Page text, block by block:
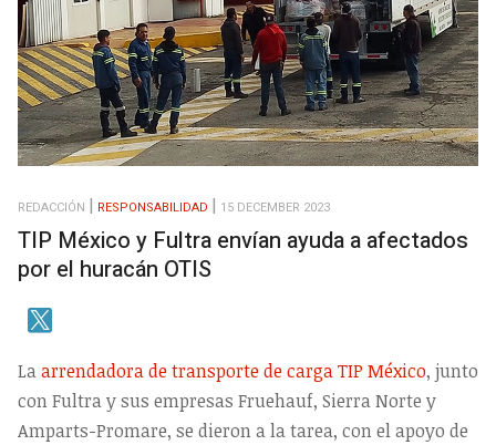
REDACCIÓN RESPONSABILIDAD 15 DECEMBER 2023
TIP México y Fultra envían ayuda a afectados
por el huracán OTIS
Laarrendadora de transporte de carga TIP México, junto
con Fultra y sus empresas Fruehauf, Sierra Norte y
Amparts-Promare, se dieron a la tarea, con el apoyo de